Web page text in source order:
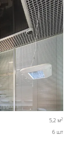
5,2 м2
6 шт